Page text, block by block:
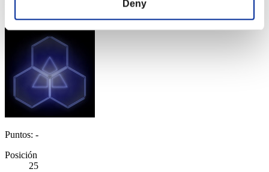
Deny
Puntos: -
Posición
25